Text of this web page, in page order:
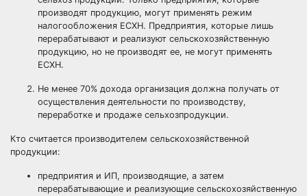
производят продукцию, могут применять режим
налогообложения ЕСХН. Предприятия, которые лишь
перерабатывают и реализуют сельскохозяйственную
продукцию, но не производят ее, не могут применять
ЕСХН.
Не менее 70% дохода организация должна получать от
осуществления деятельности по производству,
переработке и продаже сельхозпродукции.
Кто считается производителем сельскохозяйственной
продукции:
предприятия и ИП, производящие, а затем
перерабатывающие и реализующие сельскохозяйственную